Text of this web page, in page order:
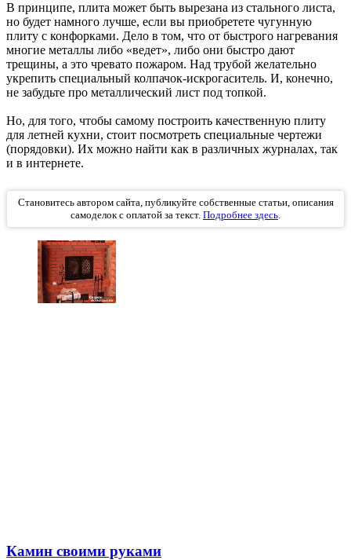
В принципе, плита может быть вырезана из стального листа,
но будет намного лучше, если вы приобретете чугунную
плиту с конфорками. Дело в том, что от быстрого нагревания
многие металлы либо «ведет», либо они быстро дают
трещины, а это чревато пожаром. Над трубой желательно
укрепить специальный колпачок-искрогаситель. И, конечно,
не забудьте про металлический лист под топкой.
Но, для того, чтобы самому построить качественную плиту
для летней кухни, стоит посмотреть специальные чертежи
(порядовки). Их можно найти как в различных журналах, так
и в интернете.
Становитесь автором сайта, публикуйте собственные статьи, описания
самоделок с оплатой за текст. Подробнее здесь.
Камин своими руками